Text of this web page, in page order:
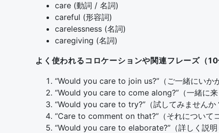
care (動詞 / 名詞)
careful (形容詞)
carelessness (名詞)
caregiving (名詞)
よく使われるコロケーションや関連フレーズ（10
“Would you care to join us?”（ご一緒にいか
“Would you care to come along?”（一緒に来
“Would you care to try?”（試してみませんか
“Care to comment on that?”（それについて
“Would you care to elaborate?”（詳しく説明